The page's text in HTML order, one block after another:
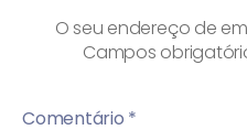
O seu endereço de
Campos
Comentário *